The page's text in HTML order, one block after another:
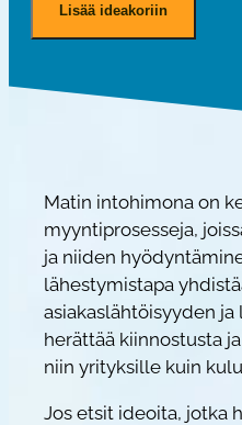
Lisää ideakoriin
Matin intohimona on
myyntiprosesseja,
ja niiden
lähestymistapa
asiakaslähtöisyyden
herättää kiinnostusta
niin yrityksille kuin
Jos etsit ideoita, jotka